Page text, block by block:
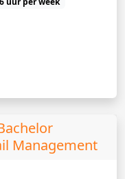
Management